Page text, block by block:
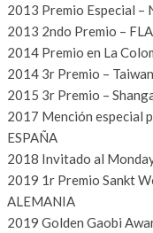
2013 Premio Especial –
2013 2ndo Premio –
2014 Premio en La
2014 3r Premio –
2015 3r Premio –
2017 Mención especial
ESPAÑA
2018 Invitado al
2019 1r Premio Sankt
ALEMANIA
2019 Golden Gaobi